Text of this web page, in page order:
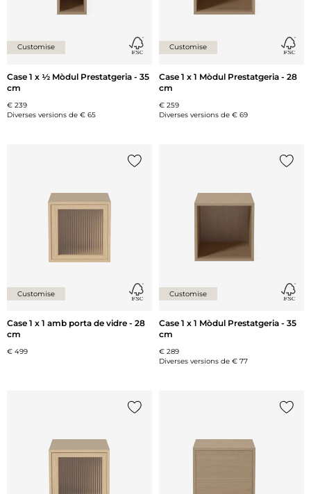
Customise
Case 1 x ½ Mòdul Prestatgeria - 35
cm
€ 239
Diverses versions de € 65
Customise
Case 1 x 1 Mòdul Prestatgeria - 28
cm
€ 259
Diverses versions de € 69
Customise
Case 1 x 1 amb porta de vidre - 28
cm
€ 499
Customise
Case 1 x 1 Mòdul Prestatgeria - 35
cm
€ 289
Diverses versions de € 77